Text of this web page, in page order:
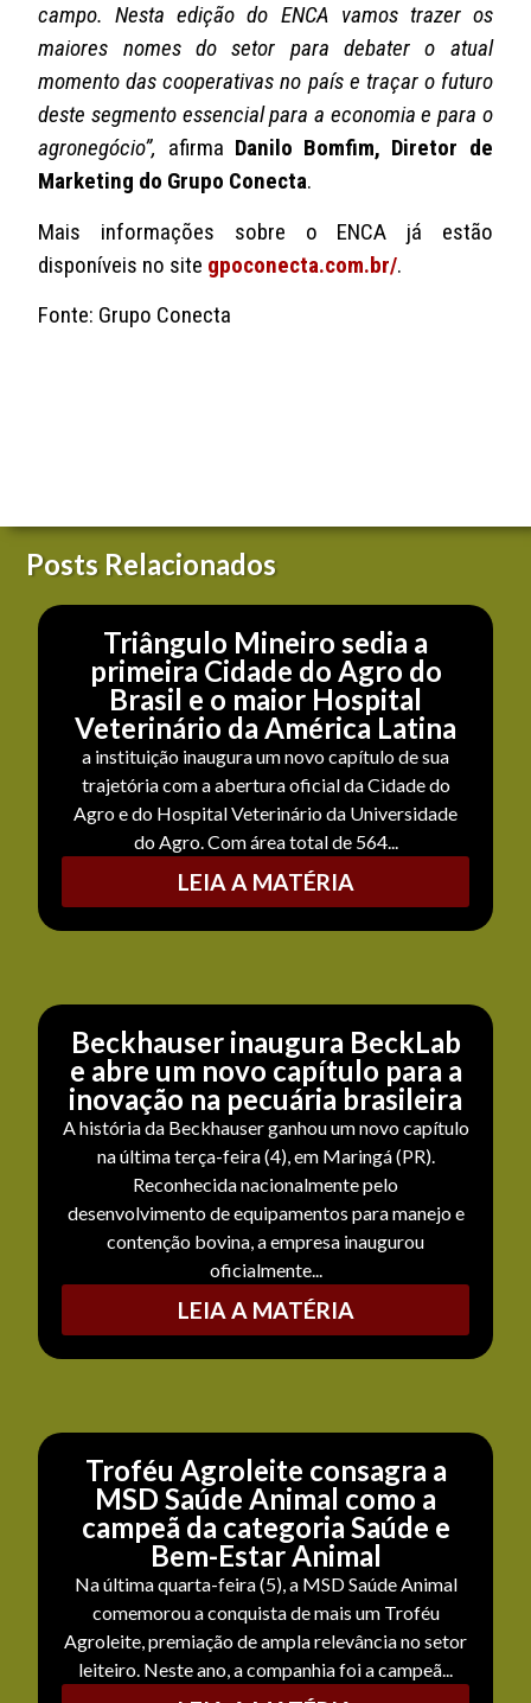
campo. Nesta edição do ENCA vamos trazer os
maiores nomes do setor para debater o atual
momento das cooperativas no país e traçar o futuro
deste segmento essencial para a economia e para o
agronegócio”, afirma Danilo Bomfim, Diretor de
Marketing do Grupo Conecta.
Mais informações sobre o ENCA já estão
disponíveis no site gpoconecta.com.br/.
Fonte: Grupo Conecta
Posts Relacionados
Triângulo Mineiro sedia a
primeira Cidade do Agro do
Brasil e o maior Hospital
Veterinário da América Latina
a instituição inaugura um novo capítulo de sua
trajetória com a abertura oficial da Cidade do
Agro e do Hospital Veterinário da Universidade
do Agro. Com área total de 564...
LEIA A MATÉRIA
Beckhauser inaugura BeckLab
e abre um novo capítulo para a
inovação na pecuária brasileira
A história da Beckhauser ganhou um novo capítulo
na última terça-feira (4), em Maringá (PR).
Reconhecida nacionalmente pelo
desenvolvimento de equipamentos para manejo e
contenção bovina, a empresa inaugurou
oficialmente...
LEIA A MATÉRIA
Troféu Agroleite consagra a
MSD Saúde Animal como a
campeã da categoria Saúde e
Bem-Estar Animal
Na última quarta-feira (5), a MSD Saúde Animal
comemorou a conquista de mais um Troféu
Agroleite, premiação de ampla relevância no setor
leiteiro. Neste ano, a companhia foi a campeã...